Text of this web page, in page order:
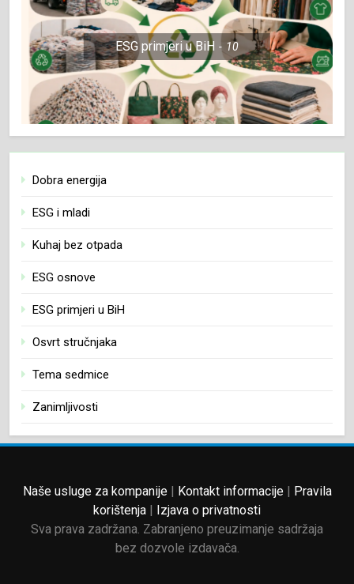
ESG primjeri u BiH 10
Dobra energija
ESG i mladi
Kuhaj bez otpada
ESG osnove
ESG primjeri u BiH
Osvrt stručnjaka
Tema sedmice
Zanimljivosti
Naše usluge za kompanije| Kontakt informacije| Pravila
korištenja | Izjava o privatnosti
Sva prava zadržana. Zabranjeno preuzimanje sadržaja
bez dozvole izdavača.